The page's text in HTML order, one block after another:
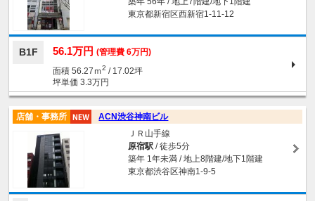
東京都新宿区西新宿1-11-12
B1F 56.1万円 (管理費 6万円)
面積 56.27ｍ2 / 17.02坪
坪単価 3.3万円
店舗・事務所
ACN渋谷神南ビル
ＪＲ山手線
原宿駅/ 徒歩5分
築年 1年未満 / 地上8階建/地下1階建
東京都渋谷区神南1-9-5